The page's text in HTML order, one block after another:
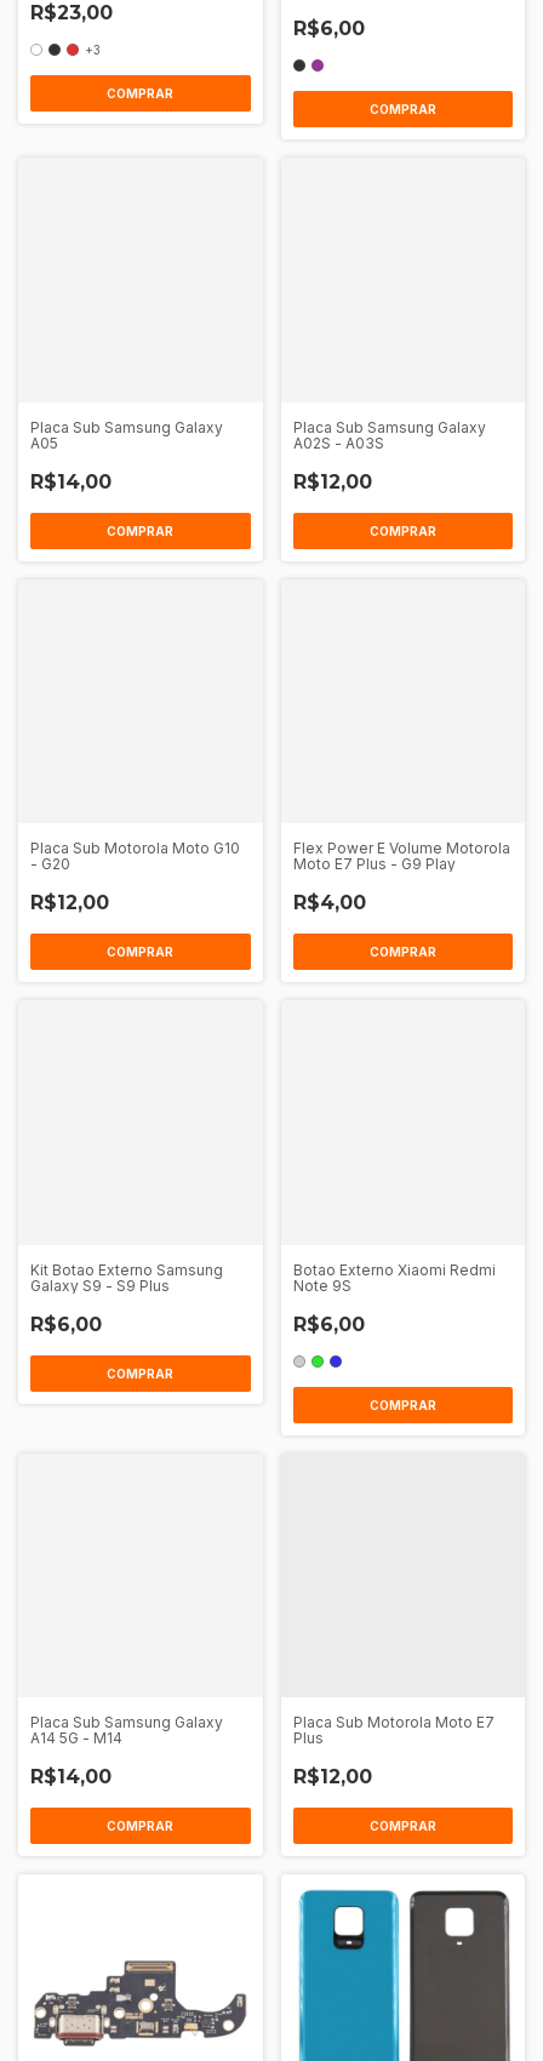
R$23,00
+3
COMPRAR
R$6,00
COMPRAR
Placa Sub Samsung Galaxy
A05
R$14,00
Placa Sub Samsung Galaxy
A02S - A03S
R$12,00
Placa Sub Motorola Moto G10
- G20
R$12,00
Flex Power E Volume Motorola
Moto E7 Plus - G9 Play
R$4,00
Kit Botao Externo Samsung
Galaxy S9 - S9 Plus
R$6,00
COMPRAR
Botao Externo Xiaomi Redmi
Note 9S
R$6,00
COMPRAR
Placa Sub Samsung Galaxy
A14 5G - M14
R$14,00
Placa Sub Motorola Moto E7
Plus
R$12,00